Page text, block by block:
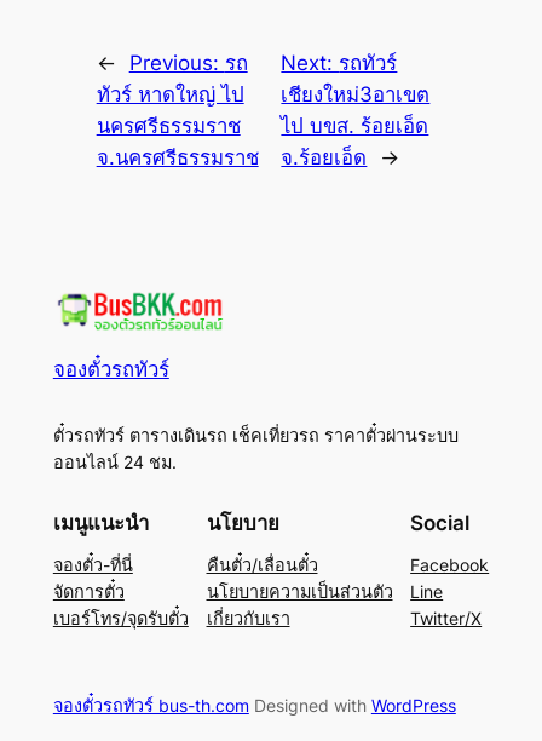
← Previous: รถ
ทัวร์ หาดใหญ่ ไป
นครศรีธรรมราช
จ.นครศรีธรรมราช
Next: รถทัวร์
เชียงใหม่3อาเขต
ไป บขส. ร้อยเอ็ด
จ.ร้อยเอ็ด
→
จองตั๋วรถทัวร์
ตั๋วรถทัวร์ ตารางเดินรถ เช็คเที่ยวรถ ราคาตั๋วผ่านระบบ
ออนไลน์ 24 ชม.
เมนูแนะนำ
จองตั๋ว-ที่นี่
จัดการตั๋ว
เบอร์โทร/จุดรับตั๋ว
นโยบาย
คืนตั๋ว/เลื่อนตั๋ว
นโยบายความเป็นส่วนตัว
เกี่ยวกับเรา
Social
Facebook
Line
Twitter/X
จองตั๋วรถทัวร์ bus-th.comDesigned with WordPress